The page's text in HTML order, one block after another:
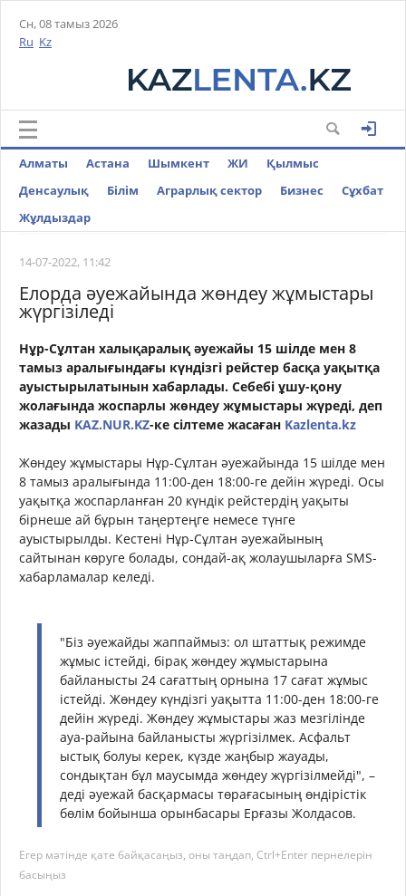
Сн, 08 тамыз 2026
Ru Kz
Алматы Астана Шымкент ЖИ
Қылмыс
Денсаулық
Білім Аграрлық сектор Бизнес
Cұхбат
Жұлдыздар
14-07-2022, 11:42
Елорда әуежайында жөндеу жұмыстары
жүргізіледі
Нұр-Cұлтан халықаралық әуежайы 15 шілде мен 8
тамыз аралығындағы күндізгі рейстер басқа уақытқа
ауыстырылатынын хабарлады. Себебі ұшу-қону
жолағында жоспарлы жөндеу жұмыстары жүреді, деп
жазады KAZ.NUR.KZ-ке сілтеме жасаған Kazlenta.kz
Жөндеу жұмыстары Нұр-Сұлтан әуежайында 15 шілде мен
8 тамыз аралығында 11:00-ден 18:00-ге дейін жүреді. Осы
уақытқа жоспарланған 20 күндік рейстердің уақыты
бірнеше ай бұрын таңертеңге немесе түнге
ауыстырылды. Кестені Нұр-Cұлтан әуежайының
сайтынан көруге болады, сондай-ақ жолаушыларға SMS-
хабарламалар келеді.
"Біз әуежайды жаппаймыз: ол штаттық режимде
жұмыс істейді, бірақ жөндеу жұмыстарына
байланысты 24 сағаттың орнына 17 сағат жұмыс
істейді. Жөндеу күндізгі уақытта 11:00-ден 18:00-ге
дейін жүреді. Жөндеу жұмыстары жаз мезгілінде
ауа-райына байланысты жүргізілмек. Асфальт
ыстық болуы керек, күзде жаңбыр жауады,
сондықтан бұл маусымда жөндеу жүргізілмейді", –
деді әуежай басқармасы төрағасының өндірістік
бөлім бойынша орынбасары Ерғазы Жолдасов.
Егер мәтінде қате байқасаңыз, оны таңдап, Ctrl+Enter пернелерін
басыңыз